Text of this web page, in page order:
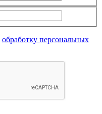
обработку персональных